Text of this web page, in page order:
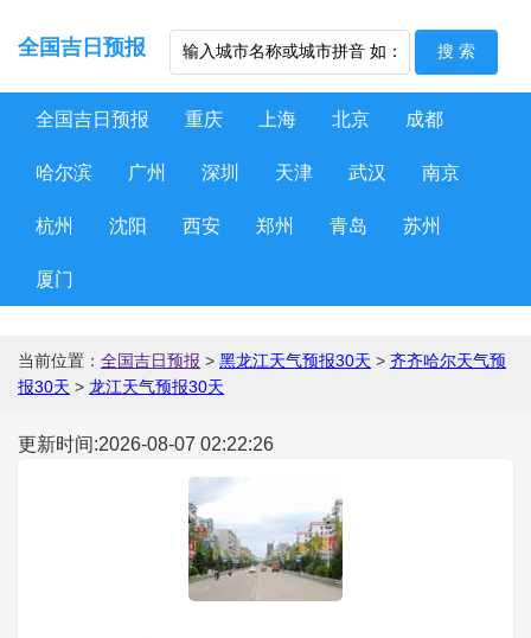
全国吉日预报
全国吉日预报 重庆 上海 北京 成都
哈尔滨 广州 深圳 天津 武汉 南京
杭州 沈阳 西安 郑州 青岛 苏州
厦门
当前位置： 全国吉日预报 > 黑龙江天气预报30天 > 齐齐哈尔天气预
报30天 > 龙江天气预报30天
更新时间:2026-08-07 02:22:26